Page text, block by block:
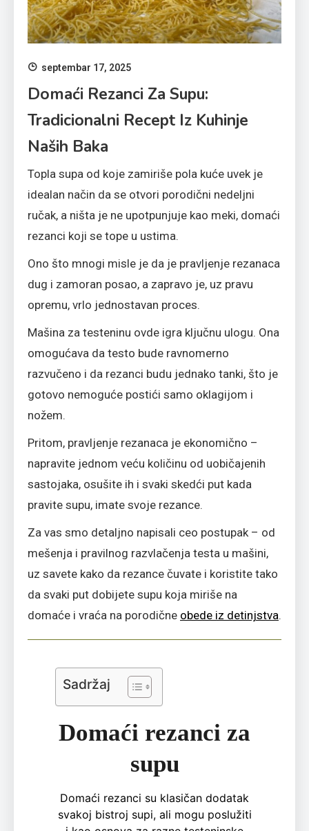
septembar 17, 2025
Domaći Rezanci Za Supu:
Tradicionalni Recept Iz Kuhinje
Naših Baka
Topla supa od koje zamiriše pola kuće uvek je
idealan način da se otvori porodični nedeljni
ručak, a ništa je ne upotpunjuje kao meki, domaći
rezanci koji se tope u ustima.
Ono što mnogi misle je da je pravljenje rezanaca
dug i zamoran posao, a zapravo je, uz pravu
opremu, vrlo jednostavan proces.
Mašina za testeninu ovde igra ključnu ulogu. Ona
omogućava da testo bude ravnomerno
razvučeno i da rezanci budu jednako tanki, što je
gotovo nemoguće postići samo oklagijom i
nožem.
Pritom, pravljenje rezanaca je ekonomično –
napravite jednom veću količinu od uobičajenih
sastojaka, osušite ih i svaki skedći put kada
pravite supu, imate svoje rezance.
Za vas smo detaljno napisali ceo postupak – od
mešenja i pravilnog razvlačenja testa u mašini,
uz savete kako da rezance čuvate i koristite tako
da svaki put dobijete supu koja miriše na
domaće i vraća na porodične obede iz detinjstva.
Sadržaj
Domaći rezanci za
supu
Domaći rezanci su klasičan dodatak
svakoj bistroj supi, ali mogu poslužiti